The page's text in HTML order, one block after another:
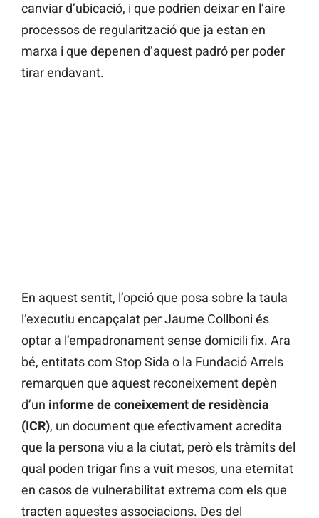
canviar d’ubicació, i que podrien deixar en l’aire
processos de regularització que ja estan en
marxa i que depenen d’aquest padró per poder
tirar endavant.
En aquest sentit, l’opció que posa sobre la taula
l’executiu encapçalat per Jaume Collboni és
optar a l’empadronament sense domicili fix. Ara
bé, entitats com Stop Sida o la Fundació Arrels
remarquen que aquest reconeixement depèn
d’un informe de coneixement de residència
(ICR), un document que efectivament acredita
que la persona viu a la ciutat, però els tràmits del
qual poden trigar fins a vuit mesos, una eternitat
en casos de vulnerabilitat extrema com els que
tracten aquestes associacions. Des del